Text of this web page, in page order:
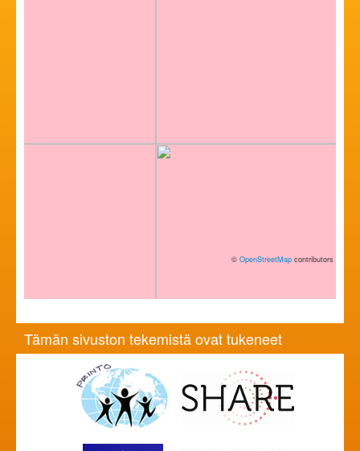
© OpenStreetMap contributors
Tämän sivuston tekemistä ovat tukeneet